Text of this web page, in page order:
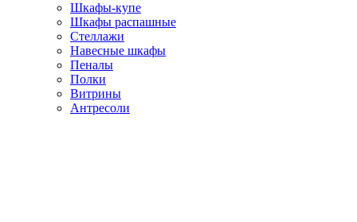
Шкафы-купе
Шкафы распашные
Стеллажи
Навесные шкафы
Пеналы
Полки
Витрины
Антресоли